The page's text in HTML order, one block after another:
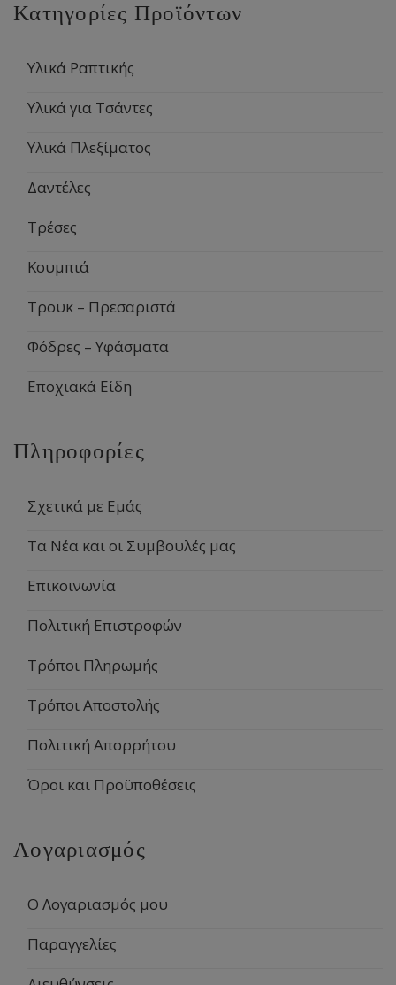
Κατηγορίες Προϊόντων
Υλικά Ραπτικής
Υλικά για Τσάντες
Υλικά Πλεξίματος
Δαντέλες
Τρέσες
Κουμπιά
Τρουκ – Πρεσαριστά
Φόδρες – Υφάσματα
Εποχιακά Είδη
Πληροφορίες
Σχετικά με Εμάς
Τα Νέα και οι Συμβουλές μας
Επικοινωνία
Πολιτική Επιστροφών
Τρόποι Πληρωμής
Τρόποι Αποστολής
Πολιτική Απορρήτου
Όροι και Προϋποθέσεις
Λογαριασμός
Ο Λογαριασμός μου
Παραγγελίες